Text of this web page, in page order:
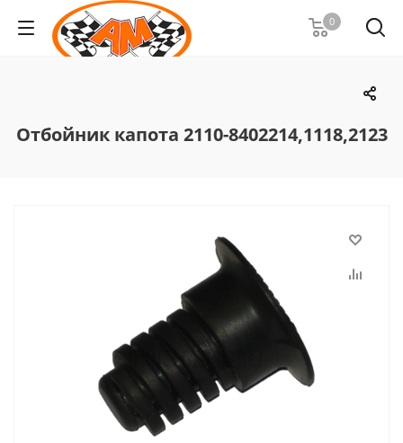
0
Отбойник капота 2110-8402214,1118,2123